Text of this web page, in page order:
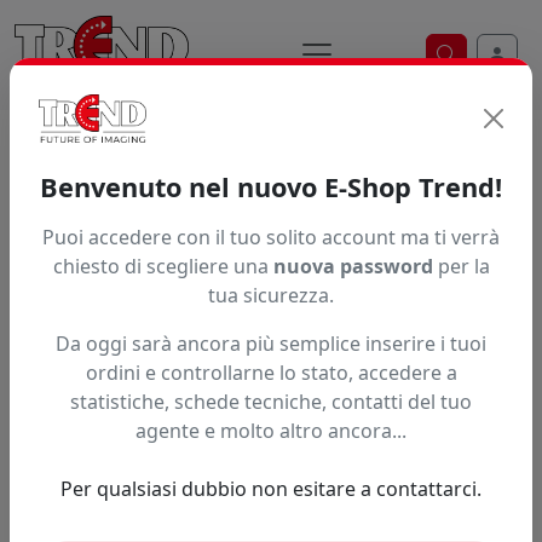
Ricerca
Trend S.r.l.
stampa digitale dal 1997
Benvenuto nel nuovo E-Shop Trend!
Puoi accedere con il tuo solito account ma ti verrà
chiesto di scegliere una nuova password per la
tua sicurezza.
Da oggi sarà ancora più semplice inserire i tuoi
ordini e controllarne lo stato, accedere a
statistiche, schede tecniche, contatti del tuo
agente e molto altro ancora...
Per qualsiasi dubbio non esitare a contattarci.